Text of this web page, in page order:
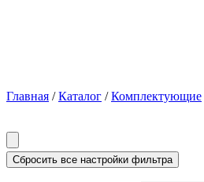
Главная /Каталог /Комплектующие